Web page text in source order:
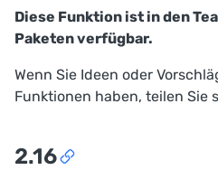
Diese Funktion ist in den
Paketen verfügbar.
Wenn Sie Ideen oder
Funktionen haben, teilen Sie
2.16